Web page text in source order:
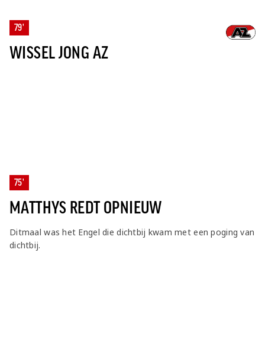
79'
WISSEL JONG AZ
75'
MATTHYS REDT OPNIEUW
Ditmaal was het Engel die dichtbij kwam met een poging van
dichtbij.